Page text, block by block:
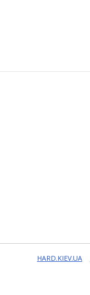
HARD.KIEV.UA